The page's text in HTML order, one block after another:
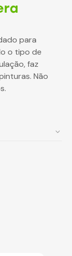
para
o tipo de
faz
Não